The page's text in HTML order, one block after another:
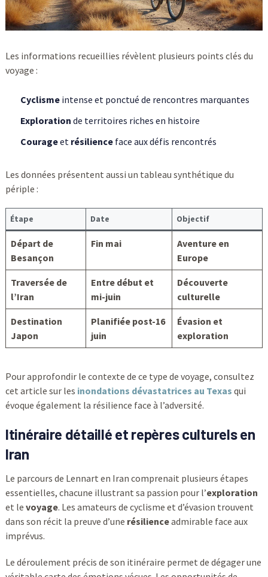
Les informations recueillies révèlent plusieurs points clés du
voyage :
Cyclismeintense et ponctué de rencontres marquantes
Exploration de territoires riches en histoire
Courageet résilienceface aux défis rencontrés
Les données présentent aussi un tableau synthétique du
périple :
Étape Date Objectif
Départ de
Besançon
Fin mai
Aventure en
Europe
Traversée de
l’Iran
Entre début et
mi-juin
Découverte
culturelle
Destination
Japon
Planifiée post-16
juin
Évasion et
exploration
Pour approfondir le contexte de ce type de voyage, consultez
cet article sur les inondations dévastatrices au Texas qui
évoque également la résilience face à l’adversité.
Itinéraire détaillé et repères culturels en
Iran
Le parcours de Lennart en Iran comprenait plusieurs étapes
essentielles, chacune illustrant sa passion pour l’exploration
et le voyage. Les amateurs de cyclisme et d’évasion trouvent
dans son récit la preuve d’une résilienceadmirable face aux
imprévus.
Le déroulement précis de son itinéraire permet de dégager une